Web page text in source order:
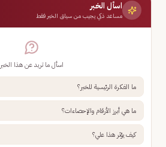
اسأل الخبر
مساعد ذكي يجيب من سياق الخبر فقط
اسأل ما تريد عن هذا الخبر
ما الفكرة الرئيسية للخبر؟
ما هي أبرز الأرقام والإحصاءات؟
كيف يؤثر هذا علي؟